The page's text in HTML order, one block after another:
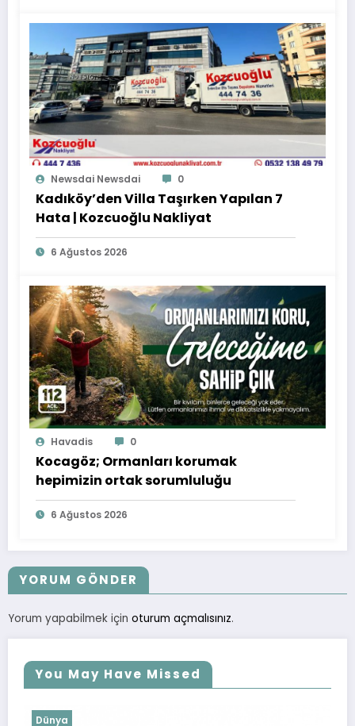
Newsdai Newsdai 0
Kadıköy’den Villa Taşırken Yapılan 7
Hata | Kozcuoğlu Nakliyat
6 Ağustos 2026
Havadis 0
Kocagöz; Ormanları korumak
hepimizin ortak sorumluluğu
6 Ağustos 2026
YORUM GÖNDER
Yorum yapabilmek için oturum açmalısınız.
You May Have Missed